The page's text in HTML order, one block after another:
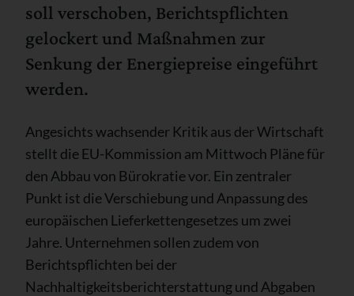
soll verschoben, Berichtspflichten
gelockert und Maßnahmen zur
Senkung der Energiepreise eingeführt
werden.
Angesichts wachsender Kritik aus der Wirtschaft
stellt die EU-Kommission am Mittwoch Pläne für
den Abbau von Bürokratie vor. Ein zentraler
Punkt ist die Verschiebung und Anpassung des
europäischen Lieferkettengesetzes um zwei
Jahre. Unternehmen sollen zudem von
Berichtspflichten bei der
Nachhaltigkeitsberichterstattung und Abgaben